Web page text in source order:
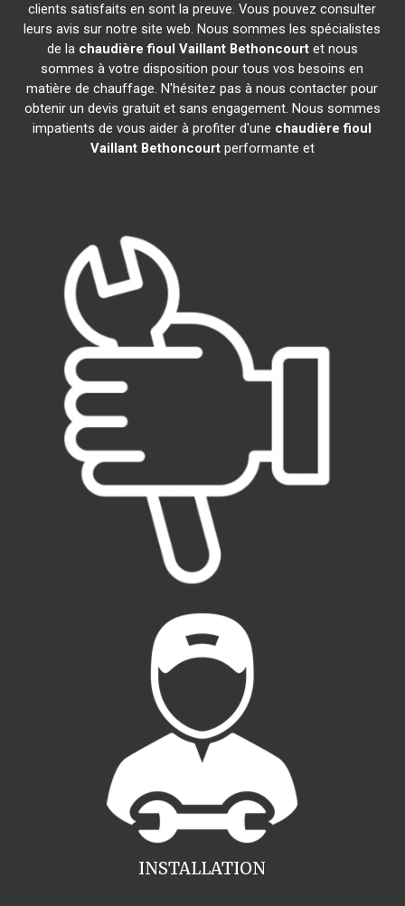
clients satisfaits en sont la preuve. Vous pouvez consulter
leurs avis sur notre site web. Nous sommes les spécialistes
de la chaudière fioul Vaillant Bethoncourtet nous
sommes à votre disposition pour tous vos besoins en
matière de chauffage. N'hésitez pas à nous contacter pour
obtenir un devis gratuit et sans engagement. Nous sommes
impatients de vous aider à profiter d'une chaudière fioul
Vaillant Bethoncourtperformante et
INSTALLATION